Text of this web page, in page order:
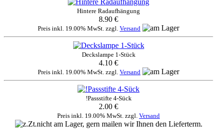
Hintere Radaufhängung
8.90 €
Preis inkl. 19.00% MwSt. zzgl. Versand
Deckslampe 1-Stück
4.10 €
Preis inkl. 19.00% MwSt. zzgl. Versand
!Passstifte 4-Sück
2.00 €
Preis inkl. 19.00% MwSt. zzgl. Versand